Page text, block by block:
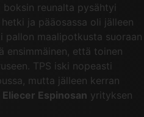
reunalta pysähtyi
ja pääosassa oli jälleen
pallon maalipotkusta suoraan
ensimmäinen, että toinen
TPS iski nopeasti
mutta jälleen kerran
Eliecer Espinosan yrityksen